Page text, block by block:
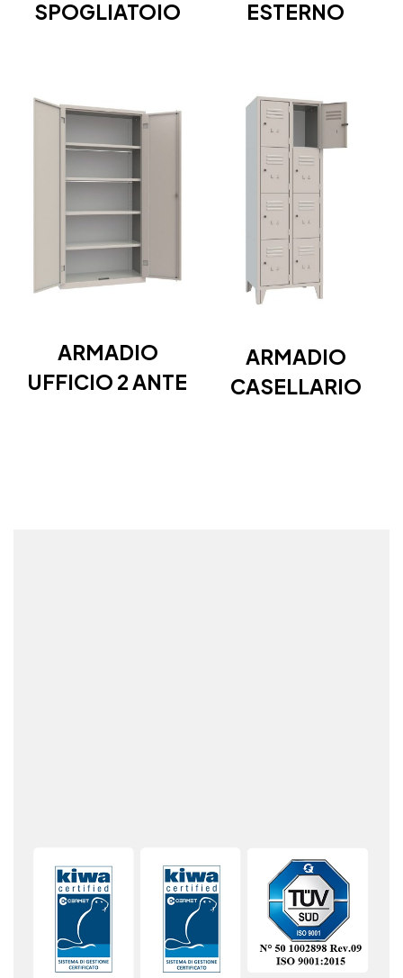
SPOGLIATOIO
ESTERNO
ARMADIO
UFFICIO 2 ANTE
ARMADIO
CASELLARIO